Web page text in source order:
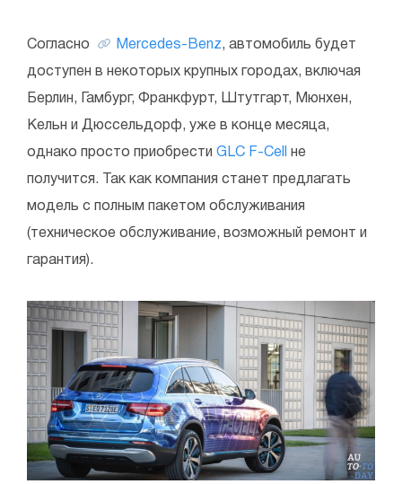
Согласно Mercedes-Benz, автомобиль будет
доступен в некоторых крупных городах, включая
Берлин, Гамбург, Франкфурт, Штутгарт, Мюнхен,
Кельн и Дюссельдорф, уже в конце месяца,
однако просто приобрести GLC F-Cell не
получится. Так как компания станет предлагать
модель с полным пакетом обслуживания
(техническое обслуживание, возможный ремонт и
гарантия).